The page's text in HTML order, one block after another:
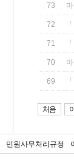
73
72
71
70
69
처음
민원사무처리규정